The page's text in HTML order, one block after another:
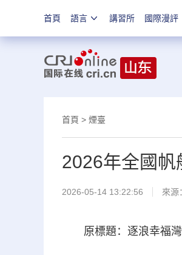
首頁 語言 講習所 國際漫評
首頁 > 煙臺
2026年全國帆
2026-05-14 13:22:56 來源
原標題：逐浪幸福灣